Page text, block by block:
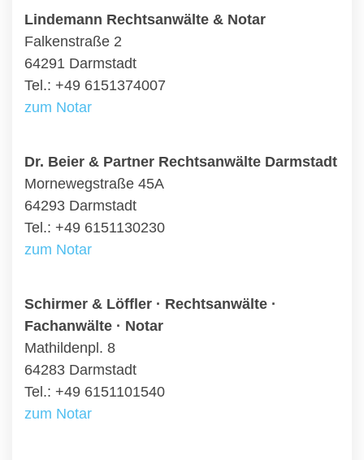
Lindemann Rechtsanwälte & Notar
Falkenstraße 2
64291 Darmstadt
Tel.: +49 6151374007
zum Notar
Dr. Beier & Partner Rechtsanwälte Darmstadt
Mornewegstraße 45A
64293 Darmstadt
Tel.: +49 6151130230
zum Notar
Schirmer & Löffler · Rechtsanwälte ·
Fachanwälte · Notar
Mathildenpl. 8
64283 Darmstadt
Tel.: +49 6151101540
zum Notar